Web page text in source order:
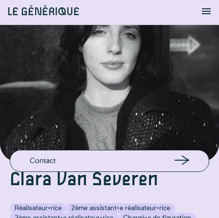
LE GÉNÉRIQUE
S'identifier Chercher
Clara Van Severen
Réalisateur·rice
2ème assistant·e réalisateur·rice
+32492878889
Contact